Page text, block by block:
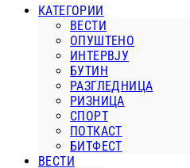
КАТЕГОРИИ
ВЕСТИ
ОПУШТЕНО
ИНТЕРВЈУ
БУТИН
РАЗГЛЕДНИЦА
РИЗНИЦА
СПОРТ
ПОТКАСТ
БИТФЕСТ
ВЕСТИ